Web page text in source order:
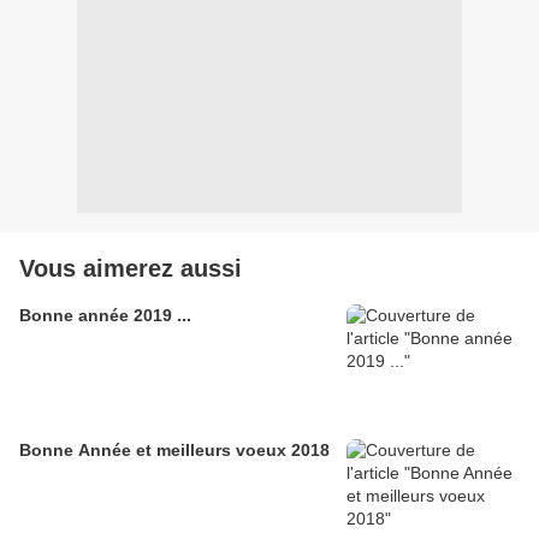
Vous aimerez aussi
Bonne année 2019 ...
Bonne Année et meilleurs voeux 2018